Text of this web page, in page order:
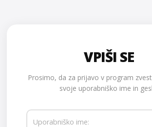
VPIŠI SE
Prosimo, da za prijavo v program
svoje uporabniško ime in
Uporabniško ime: